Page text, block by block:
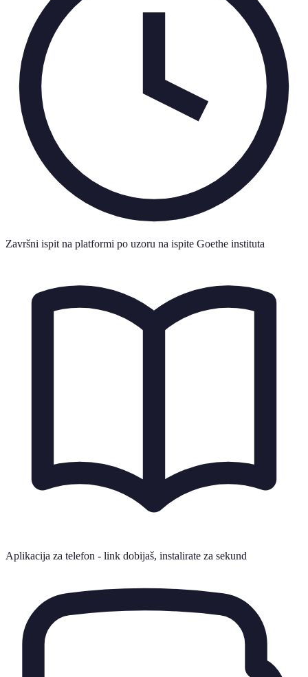
Završni ispit na platformi po uzoru na ispite Goethe instituta
Aplikacija za telefon - link dobijaš, instalirate za sekund